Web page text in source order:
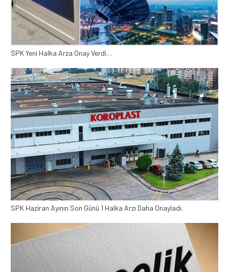
SPK Yeni Halka Arza Onay Verdi…
SPK Haziran Ayının Son Günü 1 Halka Arzı Daha Onayladı.